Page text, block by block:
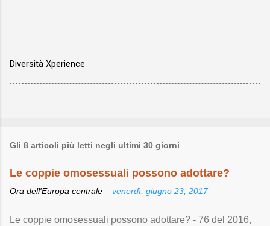
Diversità Xperience
Gli 8 articoli più letti negli ultimi 30 giorni
Le coppie omosessuali possono adottare?
Ora dell'Europa centrale – venerdì, giugno 23, 2017
Le coppie omosessuali possono adottare? - 76 del 2016,